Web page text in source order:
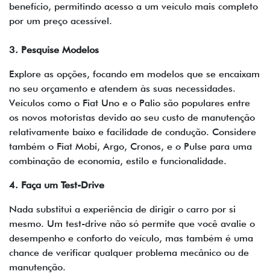
benefício, permitindo acesso a um veículo mais completo
por um preço acessível.
3. Pesquise Modelos
Explore as opções, focando em modelos que se encaixam
no seu orçamento e atendem às suas necessidades.
Veículos como o Fiat Uno e o Palio são populares entre
os novos motoristas devido ao seu custo de manutenção
relativamente baixo e facilidade de condução. Considere
também o Fiat Mobi, Argo, Cronos, e o Pulse para uma
combinação de economia, estilo e funcionalidade.
4. Faça um Test-Drive
Nada substitui a experiência de dirigir o carro por si
mesmo. Um test-drive não só permite que você avalie o
desempenho e conforto do veículo, mas também é uma
chance de verificar qualquer problema mecânico ou de
manutenção.